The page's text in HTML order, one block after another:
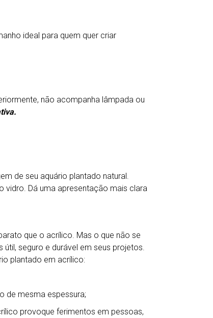
ideal para quem quer criar
não acompanha lâmpada ou
de seu aquário plantado natural.
vidro. Dá uma apresentação mais clara
que o acrílico. Mas o que não se
seguro e durável em seus projetos.
plantado em acrílico:
de mesma espessura;
provoque ferimentos em pessoas,